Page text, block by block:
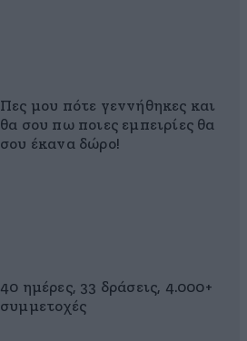
Πες μου πότε γεννήθηκες και
θα σου πω ποιες εμπειρίες θα
σου έκανα δώρο!
40 ημέρες, 33 δράσεις, 4.000+
συμμετοχές